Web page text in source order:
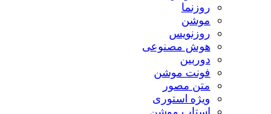
روزنما
موشن
روزنویس
هوش مصنوعی
دوربین
فونت موشن
متن مصور
ویژه استوری